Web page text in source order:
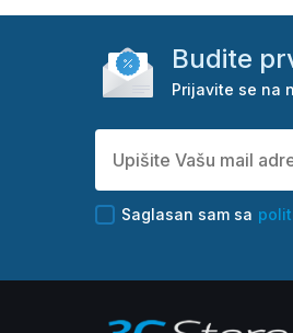
Budite
Prijavite se na
Saglasan sam sa